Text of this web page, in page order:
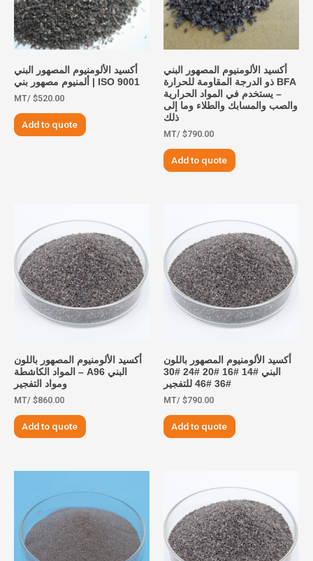
أكسيد الألومنيوم المصهور البني
BFA ذو الدرجة المقاومة للحرارة
– يستخدم في المواد الحرارية
والصب والمسابك والطلاء وما إلى
ذلك
$790.00
/MT
Add to quote
أكسيد الألومنيوم المصهور البني
ISO 9001 | ألمنيوم مصهور بني
$520.00
/MT
Add to quote
أكسيد الألومنيوم المصهور باللون
البني #14 #16 #20 #24 #30
#36 #46 للتفجير
$790.00
/MT
Add to quote
أكسيد الألومنيوم المصهور باللون
البني A96 – المواد الكاشطة
ومواد التفجير
$860.00
/MT
Add to quote